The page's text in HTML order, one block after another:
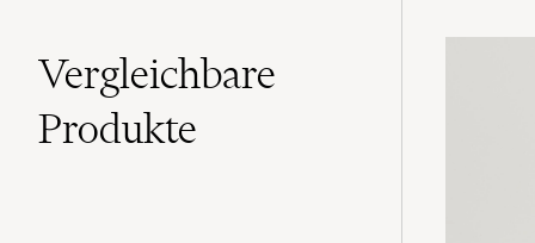
Vergleichbare
Produkte